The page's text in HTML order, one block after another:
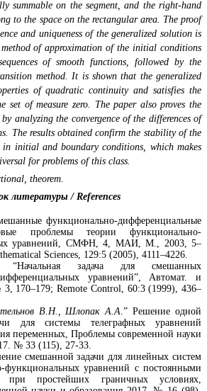
summable on the segment, and the right-hand
to the space on the rectangular area. The proof
and uniqueness of the generalized solution is
of approximation of the initial conditions
of smooth functions, followed by the
method. It is shown that the generalized
of quadratic continuity and satisfies the
of measure zero. The paper also proves the
analyzing the convergence of the differences of
The results obtained confirm the stability of the
initial and boundary conditions, which makes
for problems of this class.
theorem.
литературы / References
функционально-дифференциальные
проблемы теории функционально-
уравнений, СМФН, 4, МАИ, М., 2003, 5–
Sciences, 129:5 (2005), 4111–4226.
“Начальная задача для смешанных
уравнений”, Автомат. и
170–179; Remote Control, 60:3 (1999), 436–
В.Н., Шлопак А.А .” Решение одной
для системы телеграфных уравнений
переменных, Проблемы современной науки
№ 33 (115), 27-33.
смешанной задачи для линейных систем
функциональных уравнений с постоянными
при простейших граничных условиях,